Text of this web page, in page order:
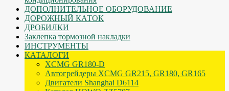
ДОПОЛНИТЕЛЬНОЕ ОБОРУДОВАНИЕ
ДОРОЖНЫЙ КАТОК
ДРОБИЛКИ
Заклепка тормозной накладки
ИНСТРУМЕНТЫ
КАТАЛОГИ
XCMG GR180-D
Автогрейдеры XCMG GR215, GR180, GR165
Двигатели Shanghai D6114